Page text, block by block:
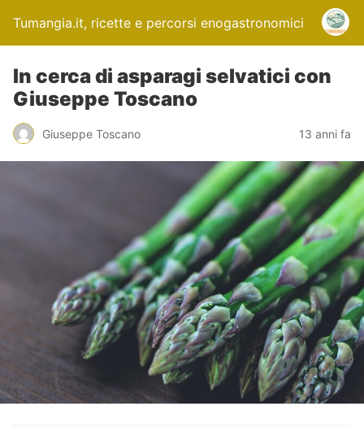
Tumangia.it, ricette e percorsi enogastronomici
In cerca di asparagi selvatici con
Giuseppe Toscano
Giuseppe Toscano 13 anni fa